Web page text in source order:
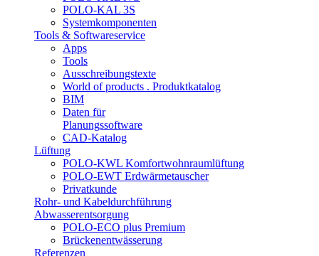
POLO-KAL 3S
Systemkomponenten
Tools & Softwareservice
Apps
Tools
Ausschreibungstexte
World of products . Produktkatalog
BIM
Daten für
Planungssoftware
CAD-Katalog
Lüftung
POLO-KWL Komfortwohnraumlüftung
POLO-EWT Erdwärmetauscher
Privatkunde
Rohr- und Kabeldurchführung
Abwasserentsorgung
POLO-ECO plus Premium
Brückenentwässerung
Referenzen